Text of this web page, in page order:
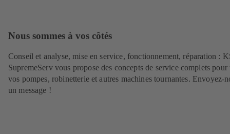
Nous sommes à vos côtés
Conseil et analyse, mise en service, fonctionnement, réparation :
SupremeServ vous propose des concepts de service complets pour
vos pompes, robinetterie et autres machines tournantes. Envoyez-
un message !